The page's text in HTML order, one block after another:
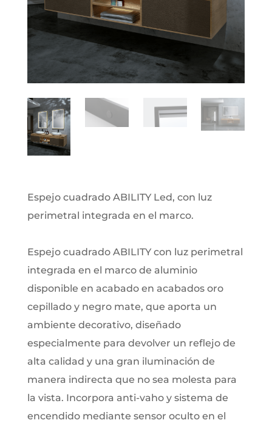
Espejo cuadrado ABILITY Led, con luz
perimetral integrada en el marco.
Espejo cuadrado ABILITY con luz perimetral
integrada en el marco de aluminio
disponible en acabado en acabados oro
cepillado y negro mate, que aporta un
ambiente decorativo, diseñado
especialmente para devolver un reflejo de
alta calidad y una gran iluminación de
manera indirecta que no sea molesta para
la vista. Incorpora anti-vaho y sistema de
encendido mediante sensor oculto en el